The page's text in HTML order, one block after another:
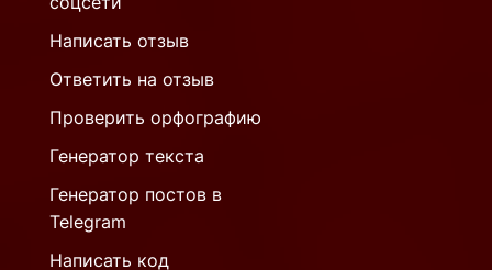
Написать отзыв
Ответить на отзыв
Проверить орфографию
Генератор текста
Генератор постов в
Telegram
Написать код